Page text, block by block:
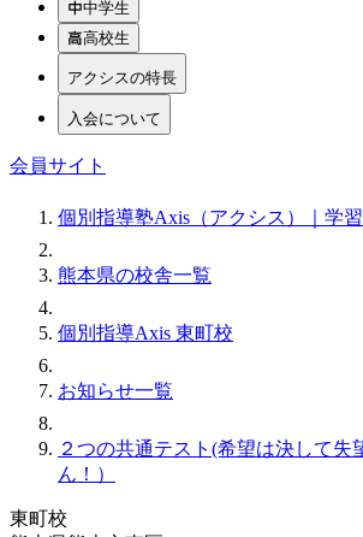
中学生
高校生
アクシスの特長
入会について
会員サイト
個別指導塾Axis（アクシス）｜学
熊本県の校舎一覧
個別指導Axis 東町校
お知らせ一覧
２つの共通テスト(希望は決して失
ん！）
東町校